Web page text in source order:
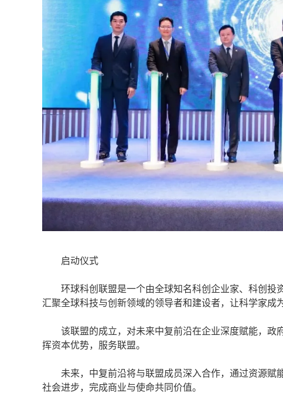
启动仪式
环球科创联盟是一个由全球知名科创企业家、科创投
汇聚全球科技与创新领域的领导者和建设者，让科学家成
该联盟的成立，对未来中复前沿在企业深度赋能，政
挥资本优势，服务联盟。
未来，中复前沿将与联盟成员深入合作，通过资源赋
社会进步，完成商业与使命共同价值。